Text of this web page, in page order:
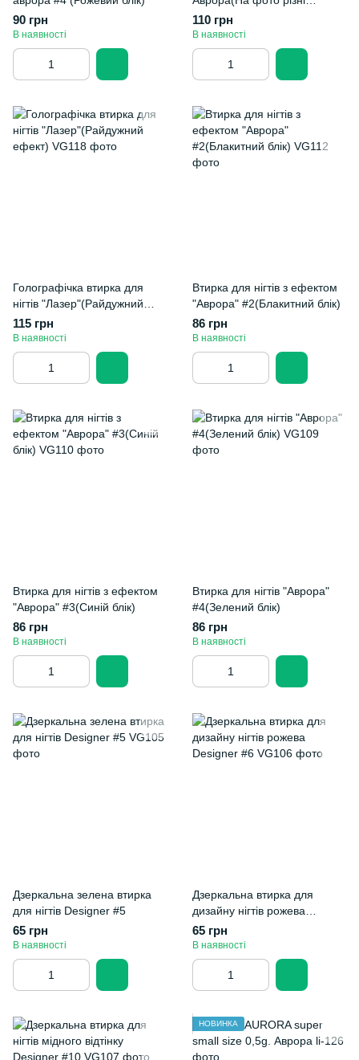
90 грн
В наявності
підложки)
110 грн
В наявності
Голографічка втирка для
нігтів "Лазер"(Райдужний
ефект)
115 грн
В наявності
Втирка для нігтів з ефектом
"Аврора" #2(Блакитний блік)
86 грн
В наявності
Втирка для нігтів з ефектом
"Аврора" #3(Синій блік)
86 грн
В наявності
Втирка для нігтів "Аврора"
#4(Зелений блік)
86 грн
В наявності
Дзеркальна зелена втирка
для нігтів Designer #5
65 грн
В наявності
Дзеркальна втирка для
дизайну нігтів рожева
Designer #6
65 грн
В наявності
НОВИНКА